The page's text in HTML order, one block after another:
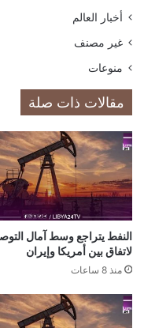
أخبار العالم
غير مصنف
منوعات
مقالات ذات صلة
النفط يتراجع وسط آمال
لاتفاق بين أمريكا وإيران
منذ 8 ساعات